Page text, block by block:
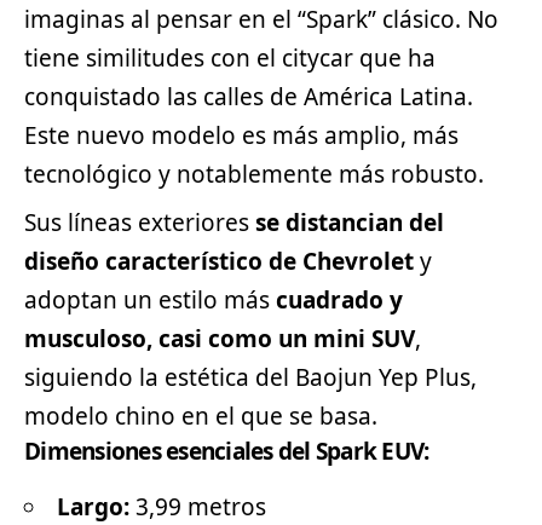
imaginas al pensar en el “Spark” clásico. No
tiene similitudes con el citycar que ha
conquistado las calles de América Latina.
Este nuevo modelo es más amplio, más
tecnológico y notablemente más robusto.
Sus líneas exterioresse distancian del
diseño característico de Chevrolety
adoptan un estilo máscuadrado y
musculoso, casi como un mini SUV,
siguiendo la estética del Baojun Yep Plus,
modelo chino en el que se basa.
Dimensiones esenciales del Spark EUV:
Largo:3,99 metros